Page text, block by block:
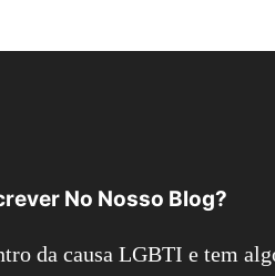
No Nosso Blog?
da causa LGBTI e tem